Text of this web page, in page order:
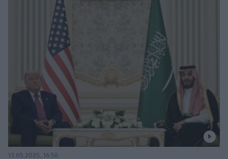
13.05.2025, 16:56